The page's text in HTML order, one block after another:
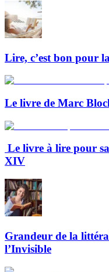
Lire, c’est bon pour
Le livre de Marc
Le livre à lire pour
XIV
Grandeur de la
l’Invisible